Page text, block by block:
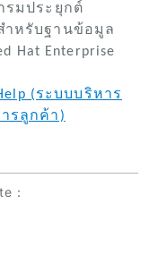
รมประยุกต์
ำหรับฐานข้อมูล
Hat Enterprise
(ระบบบริหาร
รลูกค้า)
：